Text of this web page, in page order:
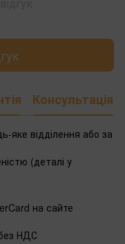
Консультація
яке відділення або за
(деталі у
на сайте
НДС